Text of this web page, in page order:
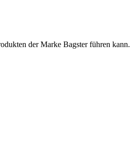
der Marke Bagster führen kann.